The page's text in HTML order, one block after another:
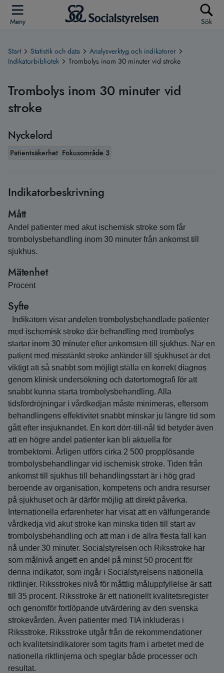
Meny Sök
Start Statistik och data
Analysverktyg och indikatorer
Indikatorbibliotek
Trombolys inom 30 minuter vid stroke
Trombolys inom 30 minuter vid
stroke
Nyckelord
Patientsäkerhet Fokusområde 3
Indikatorbeskrivning
Mått
Andel patienter med akut ischemisk stroke som får
trombolysbehandling inom 30 minuter från ankomst till
sjukhus.
Mätenhet
Procent
Syfte
Indikatorn visar andelen trombolysbehandlade patienter
med ischemisk stroke där behandling med trombolys
startar inom 30 minuter efter ankomsten till sjukhus. När en
patient med misstänkt stroke anländer till sjukhuset är det
viktigt att så snabbt som möjligt ställa en korrekt diagnos
genom klinisk undersökning och datortomografi för att
snabbt kunna starta trombolysbehandling. Alla
tidsfördröjningar i vårdkedjan måste minimeras, eftersom
behandlingens effektivitet snabbt minskar ju längre tid som
gått efter insjuknandet. En kort dörr-till-nål tid betyder även
att en högre andel patienter kan bli aktuella för
trombektomi. Årligen utförs cirka 2 500 propplösande
trombolysbehandlingar vid ischemisk stroke. Tiden från
ankomst till sjukhus till behandlingsstart är i hög grad
beroende av organisation, kompetens och andra resurser
på sjukhuset och är därför möjlig att direkt påverka.
Internationella erfarenheter har visat att en välfungerande
vårdkedja vid akut stroke kan minska tiden till start av
trombolysbehandling och att man i de allra flesta fall kan
nå under 30 minuter. Socialstyrelsen och Riksstroke har
som målnivå angett en andel på minst 50 procent för
denna indikator, som ingår i Socialstyrelsens nationella
riktlinjer. Riksstrokes nivå för måttlig måluppfyllelse är satt
till 35 procent. Riksstroke är ett nationellt kvalitetsregister
och genomför fortlöpande utvärdering av den svenska
strokevården. Även patienter med TIA inkluderas i
Riksstroke. Riksstroke utgår från de rekommendationer
och kvalitetsindikatorer som tagits fram i arbetet med de
nationella riktlinjerna och speglar både processer och
resultat.